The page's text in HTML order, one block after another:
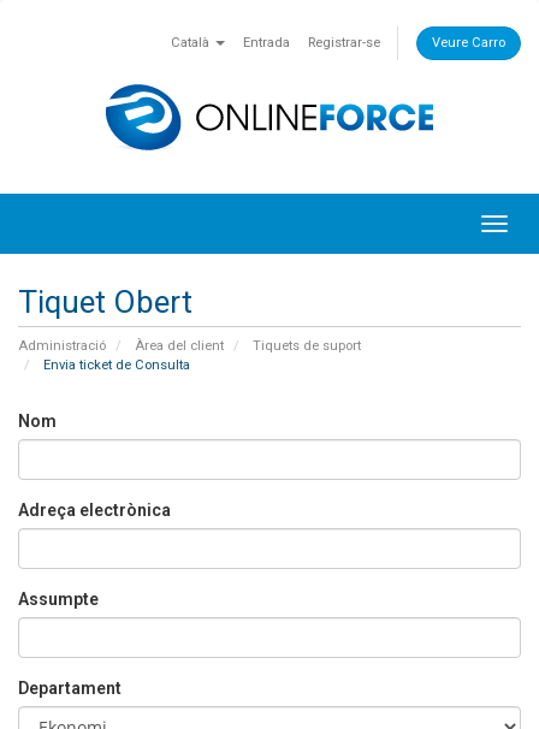
Català Entrada Registrar-se Veure Carro
Tiquet Obert
Administració Àrea del client
Tiquets de suport
Envia ticket de Consulta
Nom
Adreça electrònica
Assumpte
Departament